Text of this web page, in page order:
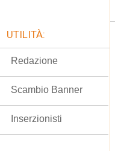
UTILITÀ:
Redazione
Scambio Banner
Inserzionisti